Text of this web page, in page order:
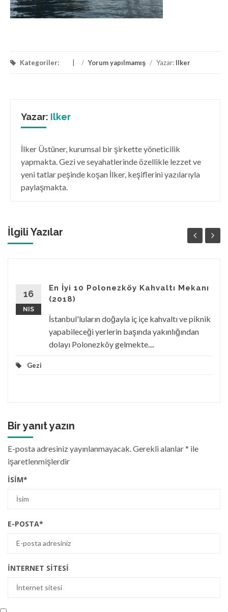
Kategoriler: / Yorum yapılmamış / Yazar: Ilker
Yazar: Ilker
İlker Üstüner, kurumsal bir şirkette yöneticilik
yapmakta. Gezi ve seyahatlerinde özellikle lezzet ve
yeni tatlar peşinde koşan İlker, keşiflerini yazılarıyla
paylaşmakta.
İlgili Yazılar
16
NIS
En İyi 10 Polonezköy Kahvaltı Mekanı
(2018)
İstanbul'luların doğayla iç içe kahvaltı ve piknik
yapabileceği yerlerin başında yakınlığından
dolayı Polonezköy gelmekte....
Gezi
Bir yanıt yazın
E-posta adresiniz yayınlanmayacak. Gerekli alanlar* ile
işaretlenmişlerdir
İSIM*
E-POSTA*
İNTERNET SITESI